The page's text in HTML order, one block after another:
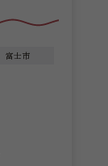
富士市